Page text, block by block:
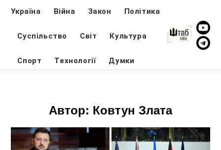
Україна Війна Закон Політика
Суспільство Світ Культура
Спорт Технології Думки
Автор: Ковтун Злата